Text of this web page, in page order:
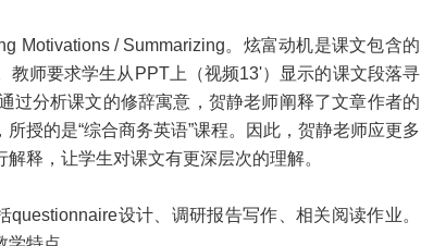
Motivations / Summarizing。炫富动机是课文包含的
教师要求学生从 PPT上（视频13'）显示的课文段落寻
过分析课文的修辞寓意，贺静老师阐释了文章作者的
授的是“综合商务英语”课程。因此，贺静老师应更多
释，让学生对课文有更深层次的理解。
questionnaire设计、调研报告写作、相关阅读作业。